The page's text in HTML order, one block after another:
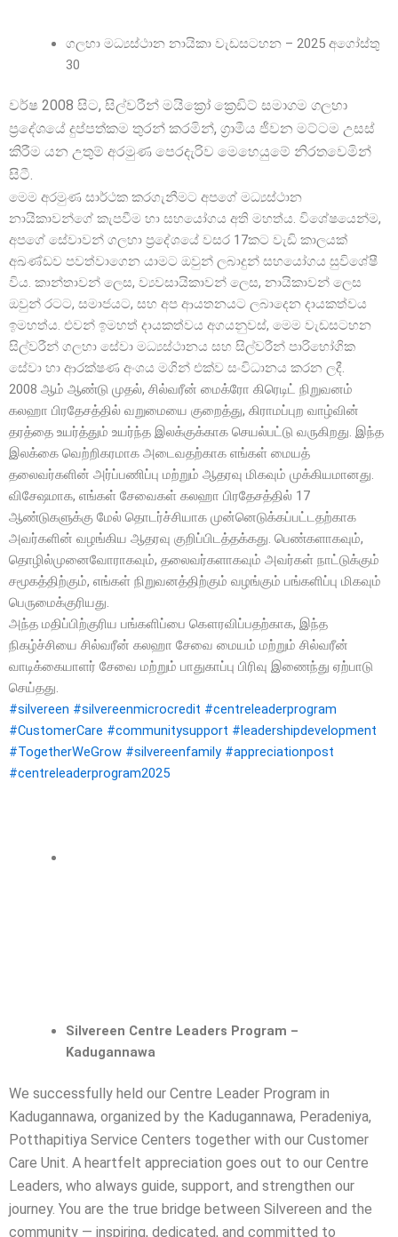
ගලහා මධ්යස්ථාන නායිකා වැඩසටහන – 2025 අගෝස්තු
30
වර්ෂ 2008 සිට, සිල්වරීන් මයික් රෝ ක්රෙඩිට් සමාගම ගලහා
ප්රදේශයේ දුප්පත්කම තුරන් කරමින්, ග්රාමීය ජීවන මට්ටම උසස්
කිරීම යන උතුම් අරමුණ පෙරදැරිව මෙහෙයුමේ නිරතවෙමින්
සිටී.
මෙම අරමුණ සාර්ථක කරගැනීමට අපගේ මධ්යස්ථාන
නායිකාවන්ගේ කැපවීම හා සහයෝගය අති මහත්ය. විශේෂයෙන්ම,
අපගේ සේවාවන් ගලහා ප්රදේශයේ වසර 17කට වැඩි කාලයක්
අඛණ්ඩව පවත්වාගෙන යාමට ඔවුන් ලබාදුන් සහයෝගය සුවිශේෂී
විය. කාන්තාවන් ලෙස, ව්යවසායිකාවන් ලෙස, නායිකාවන් ලෙස
ඔවුන් රටට, සමාජයට, සහ අප ආයතනයට ලබාදෙන දායකත්වය
ඉමහත්ය. එවන් ඉමහත් දායකත්වය අගයනුවස්, මෙම වැඩසටහන
සිල්වරීන් ගලහා සේවා මධ්යස්ථානය සහ සිල්වරීන් පාරිභෝගික
සේවා හා ආරක්ෂණ අංශය මගින් එක්ව සංවිධානය කරන ලදී.
2008 ஆம் ஆண்டு முதல், சில்வரீன் மைக்ரோ கிரெடிட் நிறுவனம்
கலஹா பிரதேசத்தில் வறுமையை குறைத்து, கிராமப்புற வாழ்வின்
தரத்தை உயர்த்தும் உயர்ந்த இலக்குக்காக செயல்பட்டு வருகிறது. இந்த
இலக்கை வெற்றிகரமாக அடைவதற்காக எங்கள் மையத்
தலைவர்களின் அர்ப்பணிப்பு மற்றும் ஆதரவு மிகவும் முக்கியமானது.
விசேஷமாக, எங்கள் சேவைகள் கலஹா பிரதேசத்தில் 17
ஆண்டுகளுக்கு மேல் தொடர்ச்சியாக முன்னெடுக்கப்பட்டதற்காக
அவர்களின் வழங்கிய ஆதரவு குறிப்பிடத்தக்கது. பெண்களாகவும்,
தொழில்முனைவோராகவும், தலைவர்களாகவும் அவர்கள் நாட்டுக்கும்
சமூகத்திற்கும், எங்கள் நிறுவனத்திற்கும் வழங்கும் பங்களிப்பு மிகவும்
பெருமைக்குரியது.
அந்த மதிப்பிற்குரிய பங்களிப்பை கௌரவிப்பதற்காக, இந்த
நிகழ்ச்சியை சில்வரீன் கலஹா சேவை மையம் மற்றும் சில்வரீன்
வாடிக்கையாளர் சேவை மற்றும் பாதுகாப்பு பிரிவு இணைந்து ஏற்பாடு
செய்தது.
#silvereen #silvereenmicrocredit #centreleaderprogram
#CustomerCare #communitysupport #leadershipdevelopment
#TogetherWeGrow #silvereenfamily #appreciationpost
#centreleaderprogram2025
Silvereen Centre Leaders Program –
Kadugannawa
We successfully held our Centre Leader Program in
Kadugannawa, organized by the Kadugannawa, Peradeniya,
Potthapitiya Service Centers together with our Customer
Care Unit. A heartfelt appreciation goes out to our Centre
Leaders, who always guide, support, and strengthen our
journey. You are the true bridge between Silvereen and the
community — inspiring, dedicated, and committed to